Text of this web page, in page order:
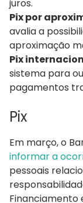
juros.
Pix por
avalia a
aproximação
Pix
sistema para
pagamentos
Pix
Em março, o
informar a
pessoais
Financiamento